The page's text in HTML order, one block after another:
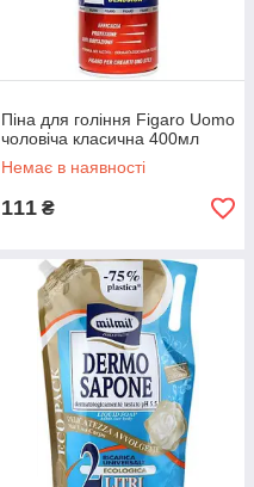
Піна для гоління Figaro Uomo
чоловіча класична 400мл
Немає в наявності
111 ₴